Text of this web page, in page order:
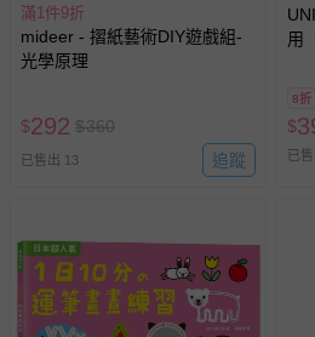
上服務，經消費者事先同意
戲或活動點數等）。
-個人衛生用品（例如尿布、
墊、寢具類等）。
-新生兒親膚衣物（嬰幼兒
褲、紗布衣等）。
-其他原廠盒裝商品封口處已
示字句等說明貼紙、封條者。
國際航空、客運、訂房等服
滿1件9折
mideer - 摺紙藝術DIY遊戲組-
光學原理
$292 $360
已售出 13 追蹤
用
人
8折
$
已